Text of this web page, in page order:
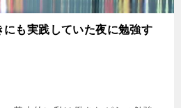
も実践していた夜に勉強す